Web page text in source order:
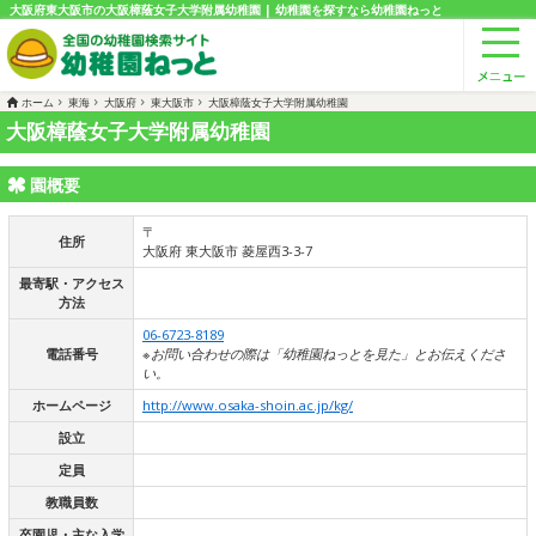
大阪府東大阪市の大阪樟蔭女子大学附属幼稚園 | 幼稚園を探すなら幼稚園ねっと
ホーム 東海 大阪府 東大阪市 大阪樟蔭女子大学附属幼稚園
大阪樟蔭女子大学附属幼稚園
園概要
住所
〒
大阪府 東大阪市 菱屋西3-3-7
最寄駅・アクセス
方法
電話番号
06-6723-8189
※お問い合わせの際は「幼稚園ねっとを見た」とお伝えくださ
い。
ホームページ
http://www.osaka-shoin.ac.jp/kg/
設立
定員
教職員数